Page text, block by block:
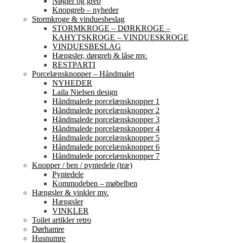
Knopgreb – nyheder
Stormkroge & vinduesbeslag
STORMKROGE – DØRKROGE –
KAHYTSKROGE – VINDUESKROGE
VINDUESBESLAG
Hængsler, dørgreb & låse mv.
RESTPARTI
Porcelænsknopper – Håndmalet
NYHEDER
Laila Nielsen design
Håndmalede porcelænsknopper 1
Håndmalede porcelænsknopper 2
Håndmalede porcelænsknopper 3
Håndmalede porcelænsknopper 4
Håndmalede porcelænsknopper 5
Håndmalede porcelænsknopper 6
Håndmalede porcelænsknopper 7
Knopper / ben / pyntedele (træ)
Pyntedele
Kommodeben – møbelben
Hængsler & vinkler mv.
Hængsler
VINKLER
Toilet artikler retro
Dørhamre
Husnumre